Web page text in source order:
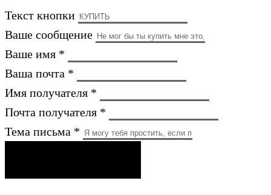
Текст кнопки
Ваше сообщение
Ваше имя *
Ваша почта *
Имя получателя *
Почта получателя *
Тема письма *